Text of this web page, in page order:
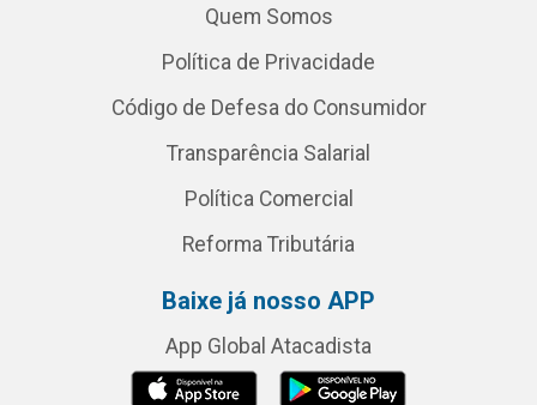
Quem Somos
Política de Privacidade
Código de Defesa do Consumidor
Transparência Salarial
Política Comercial
Reforma Tributária
Baixe já nosso APP
App Global Atacadista